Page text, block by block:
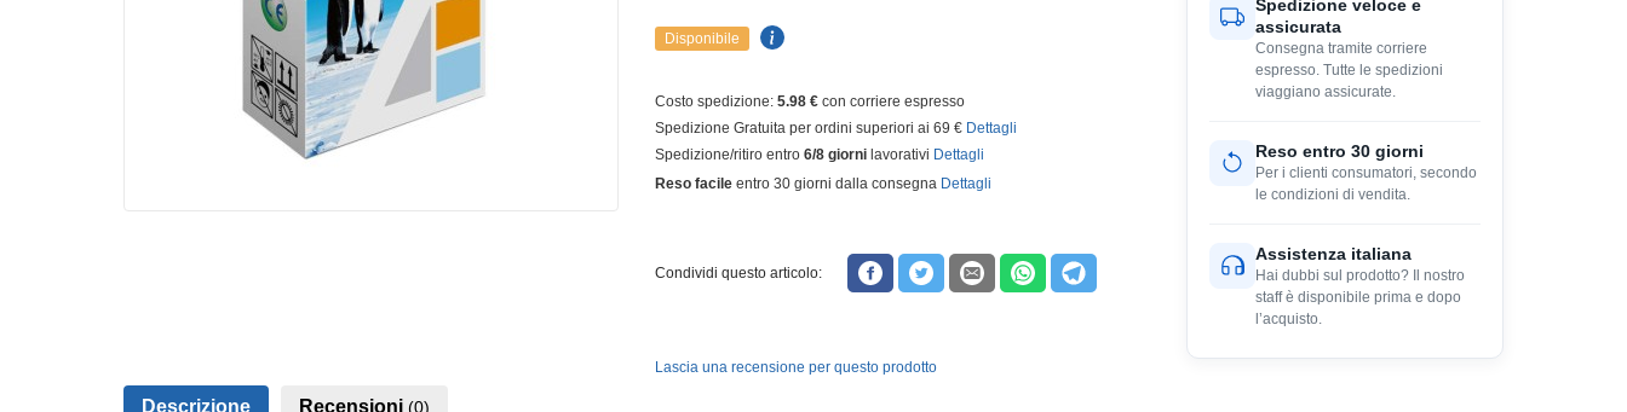
Disponibile
Costo spedizione: 5.98 € con corriere espresso
Spedizione Gratuita per ordini superiori ai 69 € Dettagli
Spedizione/ritiro entro 6/8 giornilavorativi Dettagli
Reso facileentro 30 giorni dalla consegna Dettagli
Condividi questo articolo:
Lascia una recensione per questo prodotto
Spedizione veloce e
assicurata
Consegna tramite corriere
espresso. Tutte le spedizioni
viaggiano assicurate.
Reso entro 30 giorni
Per i clienti consumatori, secondo
le condizioni di vendita.
Assistenza italiana
Hai dubbi sul prodotto? Il nostro
staff è disponibile prima e dopo
l’acquisto.
Descrizione Recensioni (0)